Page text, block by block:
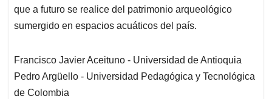
que a futuro se realice del patrimonio arqueológico
sumergido en espacios acuáticos del país.
Francisco Javier Aceituno - Universidad de Antioquia
Pedro Argüello - Universidad Pedagógica y Tecnológica
de Colombia